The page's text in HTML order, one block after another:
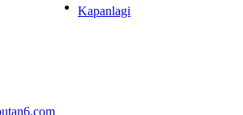
Kapanlagi